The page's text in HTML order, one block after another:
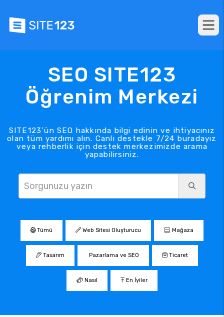
SEO SITE123
Öğrenim Merkezi
SITE123’ün SEO hakkında bilgi edinin ve ihtiyacınız
olan tüm yardımı alın. Canlı destekle 7/24 buradayız
veya rehberlik için destek merkezimizde arama
yapabilirsiniz.
Tümü Web Sitesi Oluşturucu Mağaza
Tasarım Pazarlama ve SEO Ticaret
Nasıl En İyiler